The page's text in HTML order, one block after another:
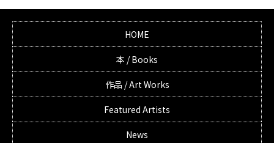
HOME
本 / Books
作品 / Art Works
Featured Artists
News